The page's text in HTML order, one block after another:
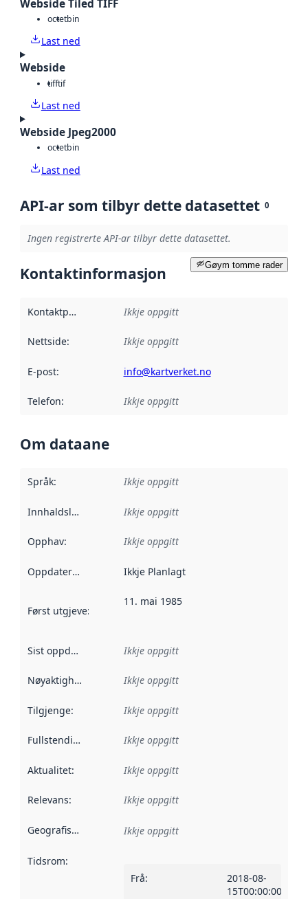
Webside Tiled TIFF
octetbin
Last ned
Webside
tifftif
Last ned
Webside Jpeg2000
octetbin
Last ned
API-ar som tilbyr dette datasettet 0
Ingen registrerte API-ar tilbyr dette datasettet.
Gøym tomme rader
Kontaktinformasjon
Kontaktpunkt Ikkje oppgitt
Nettside: Ikkje oppgitt
E-post: info@kartverket.no
Telefon: Ikkje oppgitt
Om dataane
Språk: Ikkje oppgitt
Innhaldsleverandørar :
Ikkje oppgitt
Opphav: Ikkje oppgitt
Oppdateringsfrekvens :
Ikkje Planlagt
Først utgjeve:
11. mai 1985
Sist oppdatert Ikkje oppgitt
Nøyaktigheit Ikkje oppgitt
Tilgjenge: Ikkje oppgitt
Fullstendigheit Ikkje oppgitt
Aktualitet: Ikkje oppgitt
Relevans: Ikkje oppgitt
Geografisk område Ikkje oppgitt
Tidsrom:
Frå:
2018-08-
15T00:00:00Z